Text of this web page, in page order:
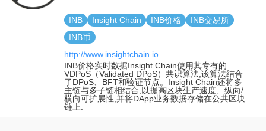
INB Insight Chain INB价格
INB交易所
INB币
http://www.insightchain.io
INB价格实时数据Insight Chain使用其专有的
VDPoS（Validated DPoS）共识算法,该算法结合
了DPoS、BFT和验证节点。Insight Chain还将多
主链与多子链相结合,以提高区块生产速度、纵向/
横向可扩展性,并将DApp业务数据存储在公共区块
链上.